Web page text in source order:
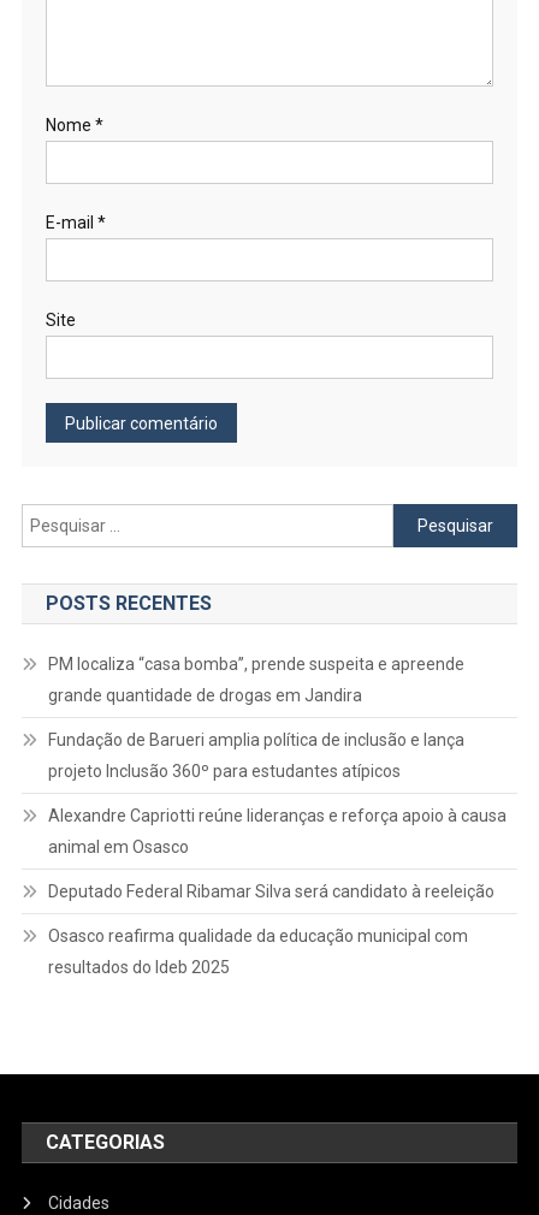
Nome *
E-mail *
Site
Pesquisar
por:
POSTS RECENTES
PM localiza “casa bomba”, prende suspeita e apreende
grande quantidade de drogas em Jandira
Fundação de Barueri amplia política de inclusão e lança
projeto Inclusão 360º para estudantes atípicos
Alexandre Capriotti reúne lideranças e reforça apoio à causa
animal em Osasco
Deputado Federal Ribamar Silva será candidato à reeleição
Osasco reafirma qualidade da educação municipal com
resultados do Ideb 2025
CATEGORIAS
Cidades